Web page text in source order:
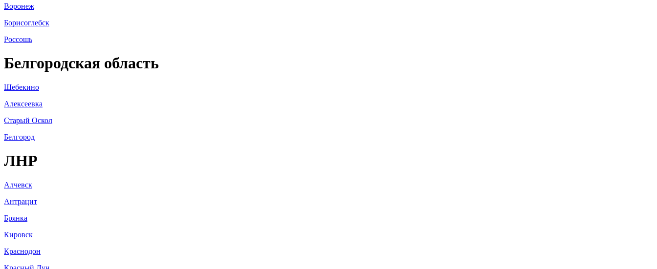
Воронеж
Борисоглебск
Россошь
Белгородская область
Шебекино
Алексеевка
Старый Оскол
Белгород
ЛНР
Алчевск
Антрацит
Брянка
Кировск
Краснодон